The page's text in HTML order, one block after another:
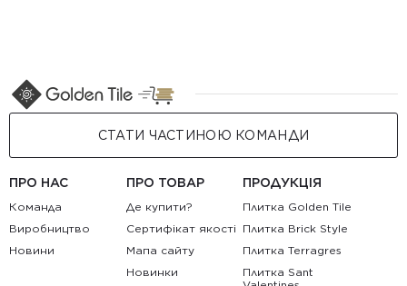
СТАТИ ЧАСТИНОЮ КОМАНДИ
ПРО НАС
Команда
Виробництво
Новини
ПРО ТОВАР
Де купити?
Сертифікат якості
Мапа сайту
Новинки
ПРОДУКЦІЯ
Плитка Golden Tile
Плитка Brick Style
Плитка Terragres
Плитка Sant